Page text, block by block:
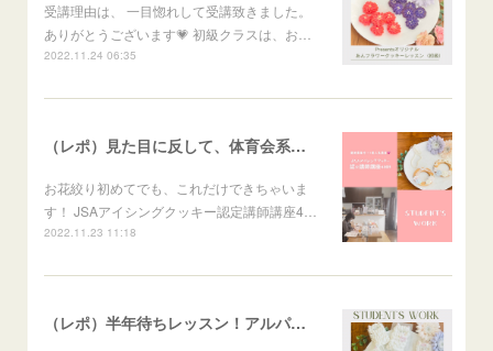
受講理由は、 一目惚れして受講致きました。
ありがとうございます💗 初級クラスは、お…
2022.11.24 06:35
（レポ）見た目に反して、体育会系な回（笑）
お花絞り初めてでも、これだけできちゃいま
す！ JSAアイシングクッキー認定講師講座4…
2022.11.23 11:18
（レポ）半年待ちレッスン！アルパカメレンゲポップス